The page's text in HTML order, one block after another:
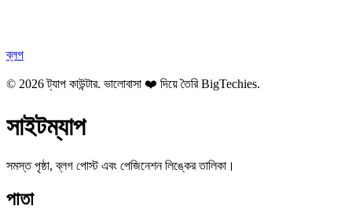
ব্লগ
© 2026 ট্যাপ কাউন্টার. ভালোবাসা ❤️ দিয়ে তৈরিBigTechies.
সাইটম্যাপ
সমস্ত পৃষ্ঠা, ব্লগ পোস্ট এবং পেজিনেশন লিঙ্কের তালিকা।
পাতা